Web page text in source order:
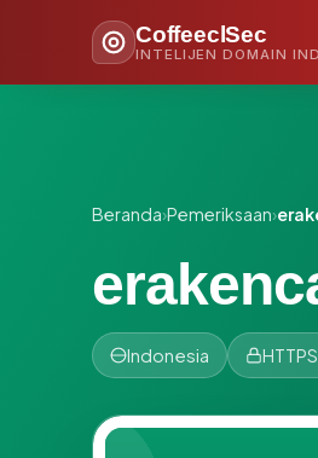
CoffeeclSec
INTELIJEN DOMAIN
Beranda›Pemeriksaan›
Indonesia